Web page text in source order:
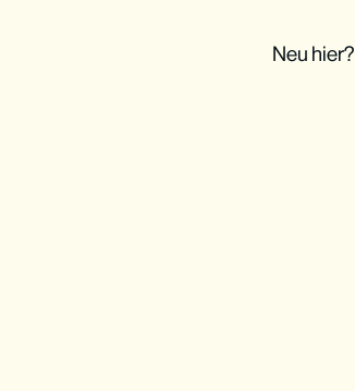
Neu hier?